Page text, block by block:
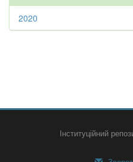
2020
Інституційний